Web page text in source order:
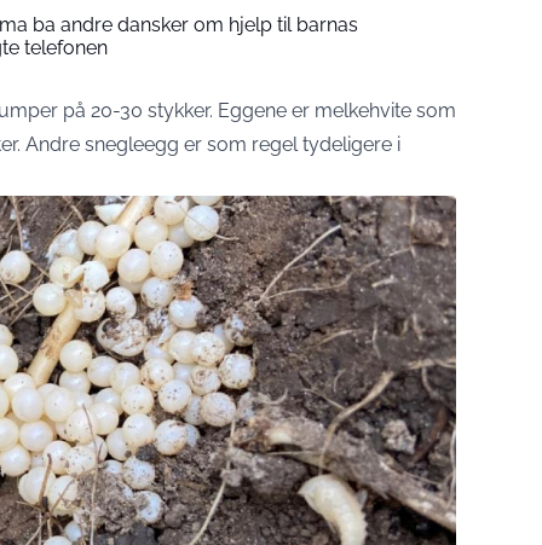
ba andre dansker om hjelp til barnas
telefonen
på 20-30 stykker. Eggene er melkehvite som
Andre snegleegg er som regel tydeligere i